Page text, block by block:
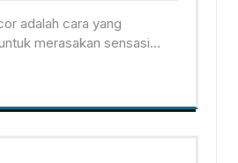
adalah cara yang
merasakan sensasi…